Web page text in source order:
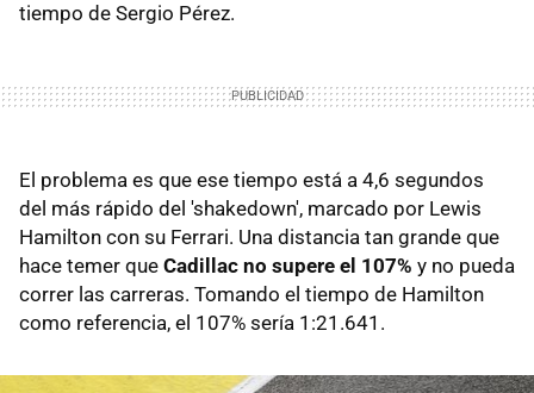
tiempo de Sergio Pérez.
El problema es que ese tiempo está a 4,6 segundos
del más rápido del 'shakedown', marcado por Lewis
Hamilton con su Ferrari. Una distancia tan grande que
hace temer que Cadillac no supere el 107% y no pueda
correr las carreras. Tomando el tiempo de Hamilton
como referencia, el 107% sería 1:21.641.